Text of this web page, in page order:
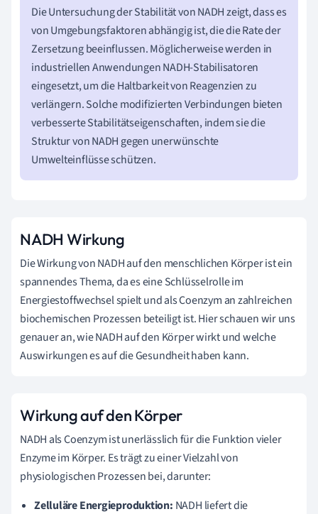
Die Untersuchung der Stabilität von NADH zeigt, dass es
von Umgebungsfaktoren abhängig ist, die die Rate der
Zersetzung beeinflussen. Möglicherweise werden in
industriellen Anwendungen NADH-Stabilisatoren
eingesetzt, um die Haltbarkeit von Reagenzien zu
verlängern. Solche modifizierten Verbindungen bieten
verbesserte Stabilitätseigenschaften, indem sie die
Struktur von NADH gegen unerwünschte
Umwelteinflüsse schützen.
NADH Wirkung
Die Wirkung von NADH auf den menschlichen Körper ist ein
spannendes Thema, da es eine Schlüsselrolle im
Energiestoffwechsel spielt und als Coenzym an zahlreichen
biochemischen Prozessen beteiligt ist. Hier schauen wir uns
genauer an, wie NADH auf den Körper wirkt und welche
Auswirkungen es auf die Gesundheit haben kann.
Wirkung auf den Körper
NADH als Coenzym ist unerlässlich für die Funktion vieler
Enzyme im Körper. Es trägt zu einer Vielzahl von
physiologischen Prozessen bei, darunter:
Zelluläre Energieproduktion: NADH liefert die